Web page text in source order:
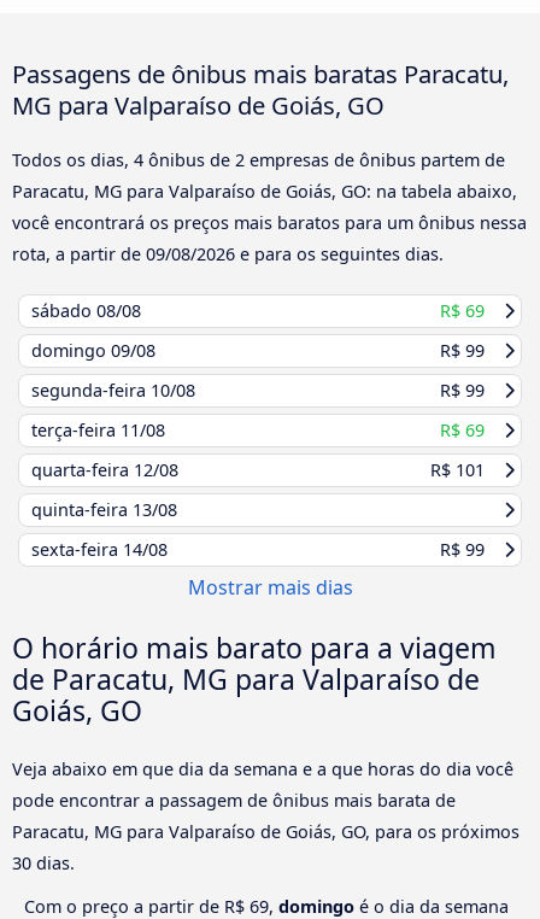
Passagens de ônibus mais baratas Paracatu,
MG para Valparaíso de Goiás, GO
Todos os dias, 4 ônibus de 2 empresas de ônibus partem de
Paracatu, MG para Valparaíso de Goiás, GO: na tabela abaixo,
você encontrará os preços mais baratos para um ônibus nessa
rota, a partir de 09/08/2026 e para os seguintes dias.
sábado 08/08
R$ 69
domingo 09/08
R$ 99
segunda-feira 10/08
R$ 99
terça-feira 11/08
R$ 69
quarta-feira 12/08
R$ 101
quinta-feira 13/08
sexta-feira 14/08 R$ 99
Mostrar mais dias
O horário mais barato para a viagem
de Paracatu, MG para Valparaíso de
Goiás, GO
Veja abaixo em que dia da semana e a que horas do dia você
pode encontrar a passagem de ônibus mais barata de
Paracatu, MG para Valparaíso de Goiás, GO, para os próximos
30 dias.
Com o preço a partir de R$ 69, domingo é o dia da semana